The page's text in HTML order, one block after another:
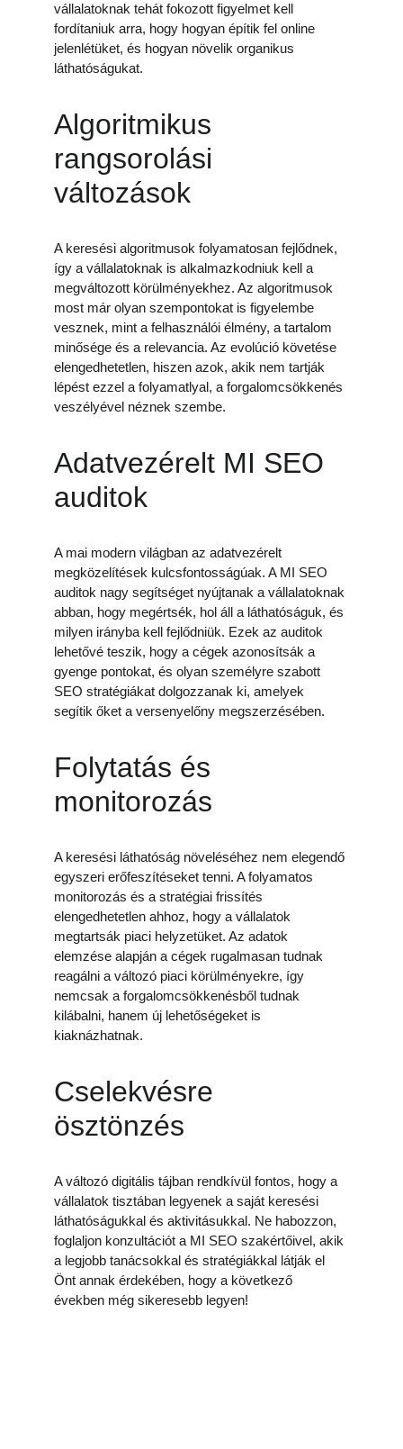
vállalatoknak tehát fokozott figyelmet kell
fordítaniuk arra, hogy hogyan építik fel online
jelenlétüket, és hogyan növelik organikus
láthatóságukat.
Algoritmikus
rangsorolási
változások
A keresési algoritmusok folyamatosan fejlődnek,
így a vállalatoknak is alkalmazkodniuk kell a
megváltozott körülményekhez. Az algoritmusok
most már olyan szempontokat is figyelembe
vesznek, mint a felhasználói élmény, a tartalom
minősége és a relevancia. Az evolúció követése
elengedhetetlen, hiszen azok, akik nem tartják
lépést ezzel a folyamatlyal, a forgalomcsökkenés
veszélyével néznek szembe.
Adatvezérelt MI SEO
auditok
A mai modern világban az adatvezérelt
megközelítések kulcsfontosságúak. A MI SEO
auditok nagy segítséget nyújtanak a vállalatoknak
abban, hogy megértsék, hol áll a láthatóságuk, és
milyen irányba kell fejlődniük. Ezek az auditok
lehetővé teszik, hogy a cégek azonosítsák a
gyenge pontokat, és olyan személyre szabott
SEO stratégiákat dolgozzanak ki, amelyek
segítik őket a versenyelőny megszerzésében.
Folytatás és
monitorozás
A keresési láthatóság növeléséhez nem elegendő
egyszeri erőfeszítéseket tenni. A folyamatos
monitorozás és a stratégiai frissítés
elengedhetetlen ahhoz, hogy a vállalatok
megtartsák piaci helyzetüket. Az adatok
elemzése alapján a cégek rugalmasan tudnak
reagálni a változó piaci körülményekre, így
nemcsak a forgalomcsökkenésből tudnak
kilábalni, hanem új lehetőségeket is
kiaknázhatnak.
Cselekvésre
ösztönzés
A változó digitális tájban rendkívül fontos, hogy a
vállalatok tisztában legyenek a saját keresési
láthatóságukkal és aktivitásukkal. Ne habozzon,
foglaljon konzultációt a MI SEO szakértőivel, akik
a legjobb tanácsokkal és stratégiákkal látják el
Önt annak érdekében, hogy a következő
években még sikeresebb legyen!